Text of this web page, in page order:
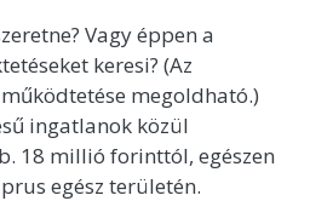
Vagy éppen a
keresi? (Az
megoldható.)
ingatlanok közül
18 millió forinttól, egészen
egész területén.